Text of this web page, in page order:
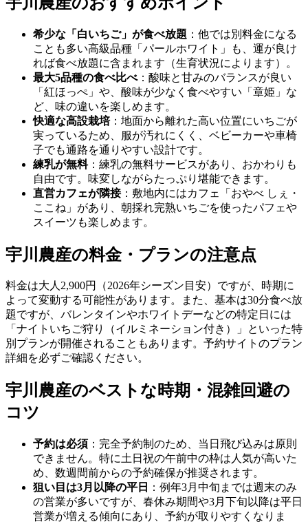
希少な「白いちご」が食べ放題 ：他では別料金になる
ことも多い高級品種「パールホワイト」も、運が良け
れば食べ放題に含まれます（生育状況によります）。
最大5品種の食べ比べ：酸味と甘みのバランスが良い
「紅ほっぺ」や、酸味が少なく食べやすい「章姫」な
ど、味の違いを楽しめます。
快適な高設栽培：地面から離れた高い位置にいちごが
実っているため、服が汚れにくく、ベビーカーや車椅
子でも通路を通りやすい設計です。
練乳が無料：練乳の無料サービスがあり、おかわりも
自由です。味変しながらたっぷり堪能できます。
直営カフェが隣接：敷地内にはカフェ「おやべ しぇ・
ここね」があり、朝採れ完熟いちごを使ったパフェや
スイーツも楽しめます。
宇川農産の料金・プランの注意点
料金は大人2,900円（2026年シーズン目安）ですが、時期に
よって変動する可能性があります。また、基本は30分食べ放
題ですが、バレンタインやホワイトデーなどの特定日には
「ナイトいちご狩り（イルミネーション付き）」といった特
別プランが開催されることもあります。予約サイトのプラン
詳細を必ずご確認ください。
宇川農産のベストな時期・混雑回避の
コツ
予約は必須 ：完全予約制のため、当日飛び込みは原則
できません。特に土日祝の午前中の枠は人気が高いた
め、数週間前からの予約確保が推奨されます。
狙い目は3月以降の平日
：例年3月中旬までは週末のみ
の営業が多いですが、春休み期間や3月下旬以降は平日
営業が増える傾向にあり、予約が取りやすくなりま